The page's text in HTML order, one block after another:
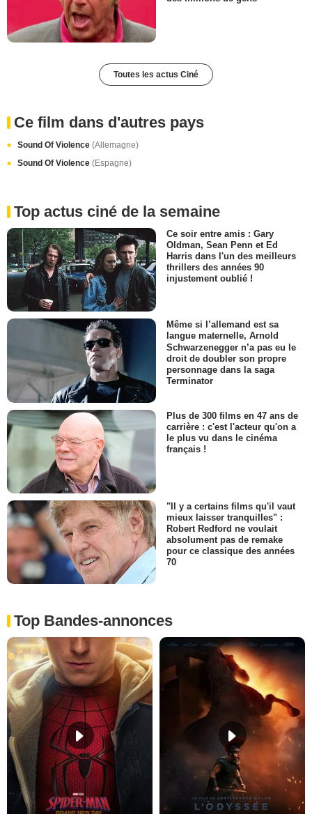
Toutes les actus Ciné
Ce film dans d'autres pays
Sound Of Violence (Allemagne)
Sound Of Violence (Espagne)
Top actus ciné de la semaine
Ce soir entre amis : Gary
Oldman, Sean Penn et Ed
Harris dans l'un des meilleurs
thrillers des années 90
injustement oublié !
Même si l’allemand est sa
langue maternelle, Arnold
Schwarzenegger n’a pas eu le
droit de doubler son propre
personnage dans la saga
Terminator
Plus de 300 films en 47 ans de
carrière : c'est l'acteur qu'on a
le plus vu dans le cinéma
français !
"Il y a certains films qu'il vaut
mieux laisser tranquilles" :
Robert Redford ne voulait
absolument pas de remake
pour ce classique des années
70
Top Bandes-annonces